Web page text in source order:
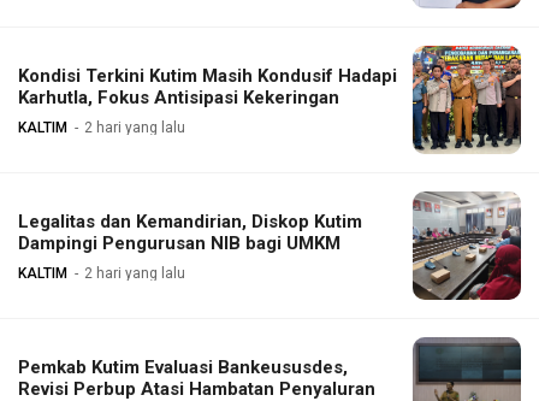
Kondisi Terkini Kutim Masih Kondusif Hadapi
Karhutla, Fokus Antisipasi Kekeringan
KALTIM 2 hari yang lalu
Legalitas dan Kemandirian, Diskop Kutim
Dampingi Pengurusan NIB bagi UMKM
KALTIM 2 hari yang lalu
Pemkab Kutim Evaluasi Bankeususdes,
Revisi Perbup Atasi Hambatan Penyaluran